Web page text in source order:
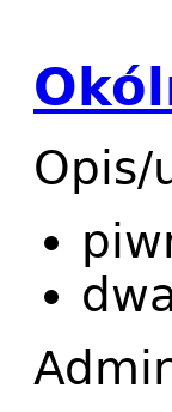
Opis/